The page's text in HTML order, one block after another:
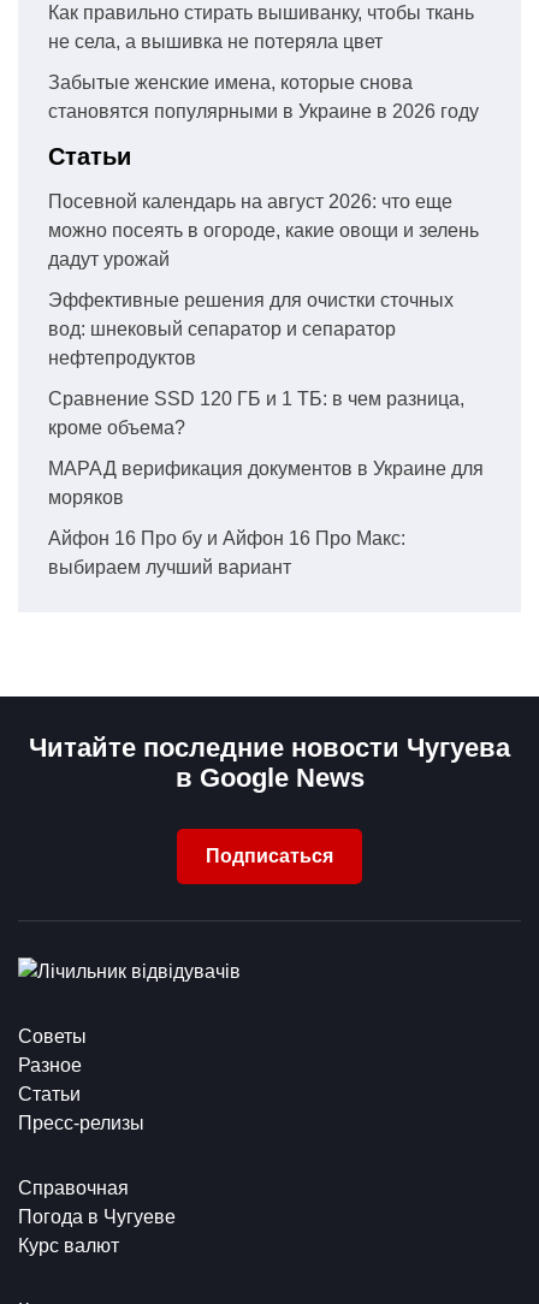
Как правильно стирать вышиванку, чтобы ткань
не села, а вышивка не потеряла цвет
Забытые женские имена, которые снова
становятся популярными в Украине в 2026 году
Статьи
Посевной календарь на август 2026: что еще
можно посеять в огороде, какие овощи и зелень
дадут урожай
Эффективные решения для очистки сточных
вод: шнековый сепаратор и сепаратор
нефтепродуктов
Сравнение SSD 120 ГБ и 1 ТБ: в чем разница,
кроме объема?
МАРАД верификация документов в Украине для
моряков
Айфон 16 Про бу и Айфон 16 Про Макс:
выбираем лучший вариант
Читайте последние новости Чугуева
в Google News
Подписаться
Советы
Разное
Статьи
Пресс-релизы
Справочная
Погода в Чугуеве
Курс валют